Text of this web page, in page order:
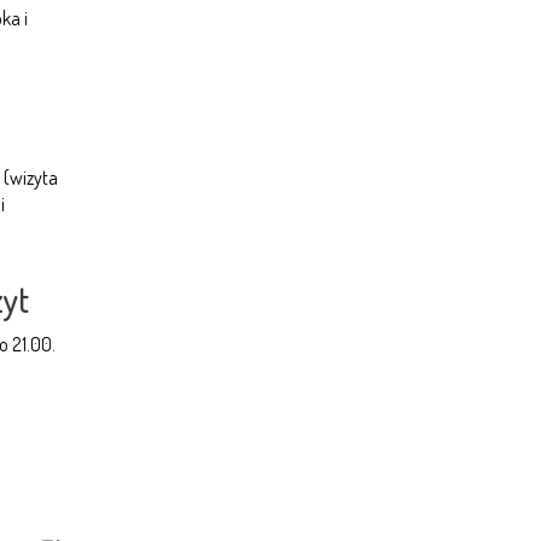
i
21.00.